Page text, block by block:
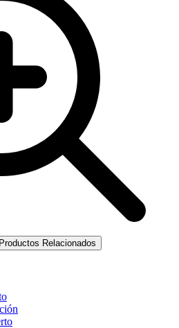
Productos Relacionados